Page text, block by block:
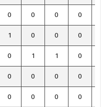
0 0 0 0
1 0 0 0
0 1 1 0
0 0 0 0
0 0 0 0